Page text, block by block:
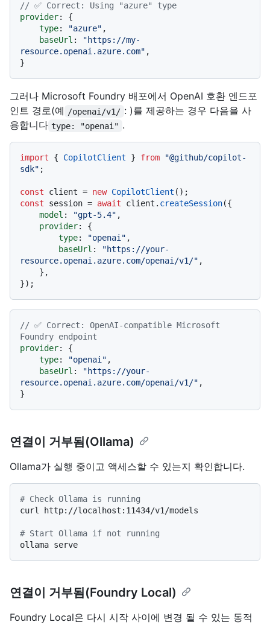
// ✅ Correct: Using "azure" type
provider: {
type: "azure" ,
baseUrl :
"https://my-
resource.openai.azure.com" ,
그러나 Microsoft Foundry 배포에서 OpenAI 호환 엔드포
인트 경로(예 /openai/v1/ : )를 제공하는 경우 다음을 사
용합니다 type: "openai" .
import { CopilotClient } from
"@github/copilot-
sdk" ;
const client = new CopilotClient
const session = await client. createSession({
model : "gpt-5.4" ,
provider: {
type: "openai" ,
baseUrl :
"https://your-
resource.openai.azure.com/openai/v1/" ,
// ✅ Correct: OpenAI-compatible Microsoft
Foundry endpoint
provider: {
type: "openai" ,
baseUrl :
"https://your-
resource.openai.azure.com/openai/v1/" ,
연결이 거부됨(Ollama)
Ollama가 실행 중이고 액세스할 수 있는지 확인합니다.
# Check Ollama is running
curl http://localhost:11434/v1/models
# Start Ollama if not running
연결이 거부됨(Foundry Local)
Foundry Local은 다시 시작 사이에 변경 될 수 있는 동적